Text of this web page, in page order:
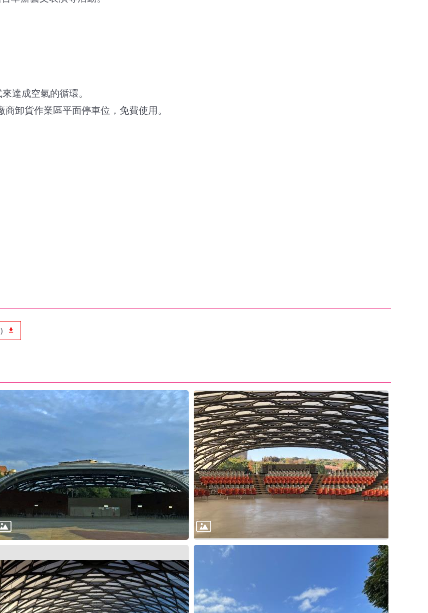
達成空氣的循環。
卸貨作業區平面停車位，免費使用。